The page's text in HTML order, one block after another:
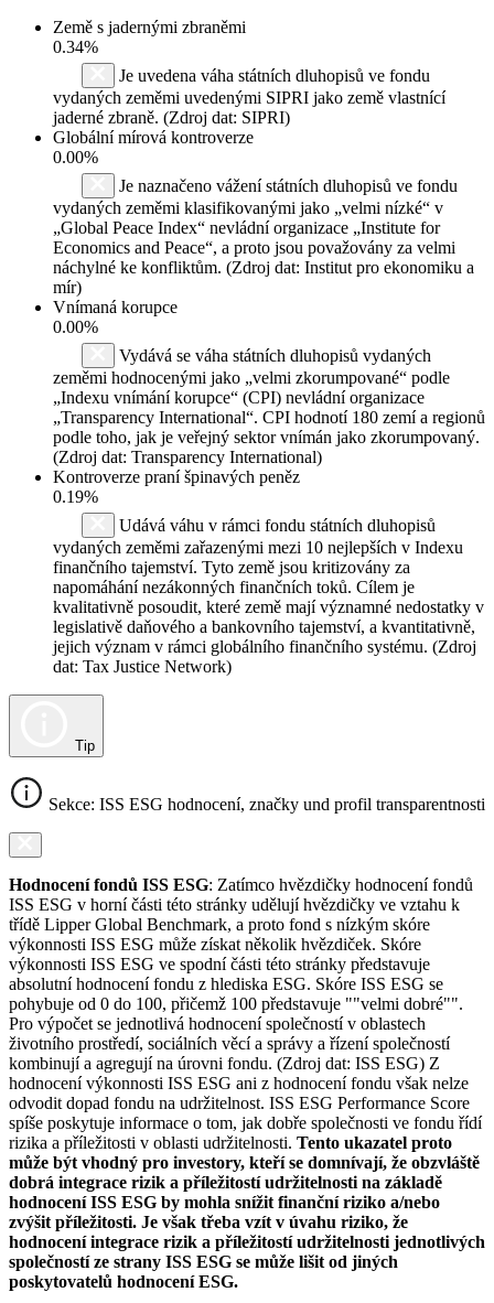
Země s jadernými zbraněmi
0.34%
Je uvedena váha státních dluhopisů ve fondu
vydaných zeměmi uvedenými SIPRI jako země vlastnící
jaderné zbraně. (Zdroj dat: SIPRI)
Globální mírová kontroverze
0.00%
Je naznačeno vážení státních dluhopisů ve fondu
vydaných zeměmi klasifikovanými jako „velmi nízké“ v
„Global Peace Index“ nevládní organizace „Institute for
Economics and Peace“, a proto jsou považovány za velmi
náchylné ke konfliktům. (Zdroj dat: Institut pro ekonomiku a
mír)
Vnímaná korupce
0.00%
Vydává se váha státních dluhopisů vydaných
zeměmi hodnocenými jako „velmi zkorumpované“ podle
„Indexu vnímání korupce“ (CPI) nevládní organizace
„Transparency International“. CPI hodnotí 180 zemí a regionů
podle toho, jak je veřejný sektor vnímán jako zkorumpovaný.
(Zdroj dat: Transparency International)
Kontroverze praní špinavých peněz
0.19%
Udává váhu v rámci fondu státních dluhopisů
vydaných zeměmi zařazenými mezi 10 nejlepších v Indexu
finančního tajemství. Tyto země jsou kritizovány za
napomáhání nezákonných finančních toků. Cílem je
kvalitativně posoudit, které země mají významné nedostatky v
legislativě daňového a bankovního tajemství, a kvantitativně,
jejich význam v rámci globálního finančního systému. (Zdroj
dat: Tax Justice Network)
Tip
Sekce: ISS ESG hodnocení, značky und profil transparentnosti
Hodnocení fondů ISS ESG: Zatímco hvězdičky hodnocení fondů
ISS ESG v horní části této stránky udělují hvězdičky ve vztahu k
třídě Lipper Global Benchmark, a proto fond s nízkým skóre
výkonnosti ISS ESG může získat několik hvězdiček. Skóre
výkonnosti ISS ESG ve spodní části této stránky představuje
absolutní hodnocení fondu z hlediska ESG. Skóre ISS ESG se
pohybuje od 0 do 100, přičemž 100 představuje ""velmi dobré"".
Pro výpočet se jednotlivá hodnocení společností v oblastech
životního prostředí, sociálních věcí a správy a řízení společností
kombinují a agregují na úrovni fondu. (Zdroj dat: ISS ESG) Z
hodnocení výkonnosti ISS ESG ani z hodnocení fondu však nelze
odvodit dopad fondu na udržitelnost. ISS ESG Performance Score
spíše poskytuje informace o tom, jak dobře společnosti ve fondu řídí
rizika a příležitosti v oblasti udržitelnosti. Tento ukazatel proto
může být vhodný pro investory, kteří se domnívají, že obzvláště
dobrá integrace rizik a příležitostí udržitelnosti na základě
hodnocení ISS ESG by mohla snížit finanční riziko a/nebo
zvýšit příležitosti. Je však třeba vzít v úvahu riziko, že
hodnocení integrace rizik a příležitostí udržitelnosti jednotlivých
společností ze strany ISS ESG se může lišit od jiných
poskytovatelů hodnocení ESG.